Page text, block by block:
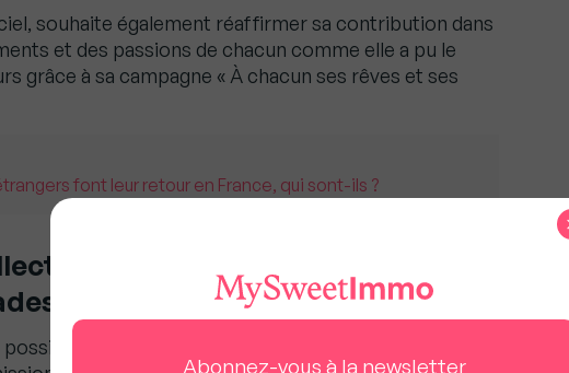
souhaite également réaffirmer sa contribution dans
et des passions de chacun comme elle a pu le
grâce à sa campagne « À chacun ses rêves et ses
font leur retour en France, qui sont-ils ?
aux salariés en situation de
grâce la « Mission Handicap » de Foncia créé
Abonnez-vous à la newsletter